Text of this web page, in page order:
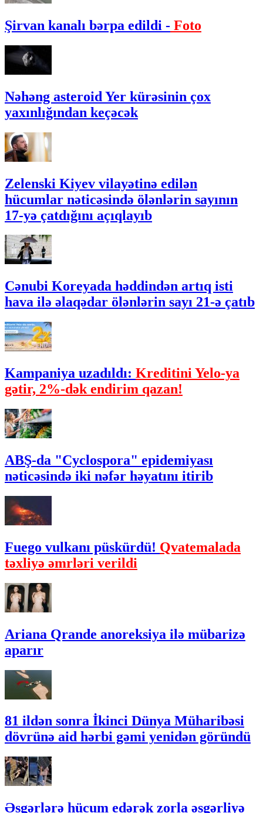
Şirvan kanalı bərpa edildi - Foto
Nəhəng asteroid Yer kürəsinin çox
yaxınlığından keçəcək
Zelenski Kiyev vilayətinə edilən
hücumlar nəticəsində ölənlərin sayının
17-yə çatdığını açıqlayıb
Cənubi Koreyada həddindən artıq isti
hava ilə əlaqədar ölənlərin sayı 21-ə çatıb
Kampaniya uzadıldı: Kreditini Yelo-ya
gətir, 2%-dək endirim qazan!
ABŞ-da "Cyclospora" epidemiyası
nəticəsində iki nəfər həyatını itirib
Fuego vulkanı püskürdü! Qvatemalada
təxliyə əmrləri verildi
Ariana Qrande anoreksiya ilə mübarizə
aparır
81 ildən sonra İkinci Dünya Müharibəsi
dövrünə aid hərbi gəmi yenidən göründü
Əsgərlərə hücum edərək zorla əsgərliyə